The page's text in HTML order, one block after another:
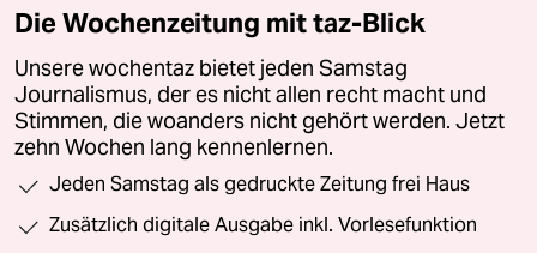
Die Wochenzeitung mit taz-Blick
Unsere wochentaz bietet jeden Samstag
Journalismus, der es nicht allen recht macht und
Stimmen, die woanders nicht gehört werden. Jetzt
zehn Wochen lang kennenlernen.
Jeden Samstag als gedruckte Zeitung frei Haus
Zusätzlich digitale Ausgabe inkl. Vorlesefunktion